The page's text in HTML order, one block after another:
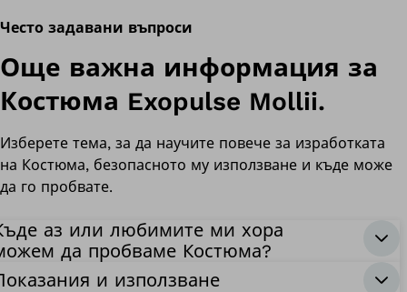
Често задавани въпроси
Още важна информация за
Костюма Exopulse Mollii.
Изберете тема, за да научите повече за изработката
на Костюма, безопасното му използване и къде може
да го пробвате.
аз или любимите ми хора
да пробваме Костюма?
и използване